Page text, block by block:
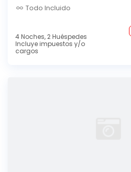
Todo Incluido
4 Noches, 2 Huéspedes
Incluye impuestos y/o
cargos